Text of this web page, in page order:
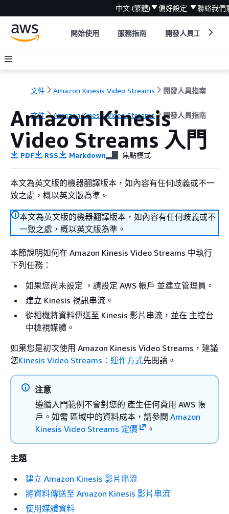
中文 (繁體) 偏好設定 聯絡我們
開始使用 服務指南 開發人員工具
文件 Amazon Kinesis Video Streams 開發人員指南
文件 Amazon Kinesis Video Streams 開發人員指南
Amazon Kinesis
Video Streams 入門
PDF RSS Markdown 焦點模式
本文為英文版的機器翻譯版本，如內容有任何歧義或不一
致之處，概以英文版為準。
本文為英文版的機器翻譯版本，如內容有任何歧義或不
一致之處，概以英文版為準。
本節說明如何在 Amazon Kinesis Video Streams 中執行
下列任務：
如果您尚未設定 ，請設定 AWS 帳戶 並建立管理員。
建立 Kinesis 視訊串流。
從相機將資料傳送至 Kinesis 影片串流，並在 主控台
中檢視媒體。
如果您是初次使用 Amazon Kinesis Video Streams，建議
您Kinesis Video Streams：運作方式先閱讀。
注意
遵循入門範例不會對您的 產生任何費用 AWS 帳
戶。如需 區域中的資料成本，請參閱 Amazon
Kinesis Video Streams 定價
。
主題
建立 Amazon Kinesis 影片串流
將資料傳送至 Amazon Kinesis 影片串流
使用媒體資料